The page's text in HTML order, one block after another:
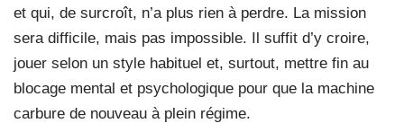
et qui, de surcroît, n’a plus rien à perdre. La mission
sera difficile, mais pas impossible. Il suffit d’y croire,
jouer selon un style habituel et, surtout, mettre fin au
blocage mental et psychologique pour que la machine
carbure de nouveau à plein régime.